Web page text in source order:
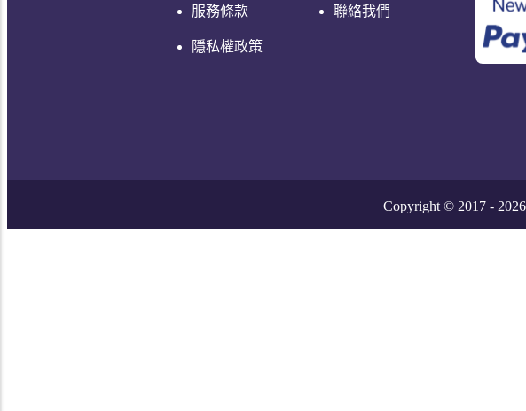
服務條款
隱私權政策
聯絡我們
Copyright © 2017 - 2026